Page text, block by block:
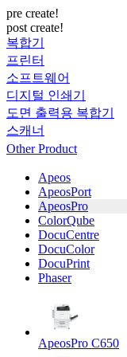
pre create!
post create!
복합기
프린터
소프트웨어
디지털 인쇄기
도면 출력용 복합기
스캐너
Other Product
Apeos
ApeosPort
ApeosPro
ColorQube
DocuCentre
DocuColor
DocuPrint
Phaser
ApeosPro C650